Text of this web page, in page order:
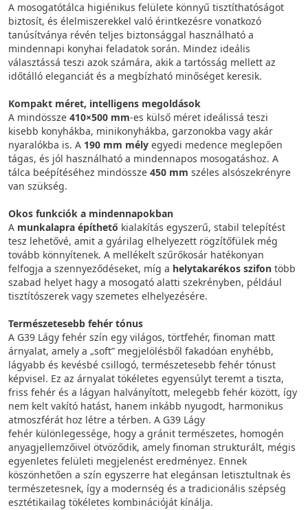
A mosogatótálca higiénikus felülete könnyű tisztíthatóságot
biztosít, és élelmiszerekkel való érintkezésre vonatkozó
tanúsítványa révén teljes biztonsággal használható a
mindennapi konyhai feladatok során. Mindez ideális
választássá teszi azok számára, akik a tartósság mellett az
időtálló eleganciát és a megbízható minőséget keresik.
Kompakt méret, intelligens megoldások
A mindössze 410×500 mm-es külső méret ideálissá teszi
kisebb konyhákba, minikonyhákba, garzonokba vagy akár
nyaralókba is. A 190 mm mély egyedi medence meglepően
tágas, és jól használható a mindennapos mosogatáshoz. A
tálca beépítéséhez mindössze 450 mm széles alsószekrényre
van szükség.
Okos funkciók a mindennapokban
A munkalapra építhető kialakítás egyszerű, stabil telepítést
tesz lehetővé, amit a gyárilag elhelyezett rögzítőfülek még
tovább könnyítenek. A mellékelt szűrőkosár hatékonyan
felfogja a szennyeződéseket, míg a helytakarékos szifon több
szabad helyet hagy a mosogató alatti szekrényben, például
tisztítószerek vagy szemetes elhelyezésére.
Természetesebb fehér tónus
A G39 Lágy fehér szín egy világos, törtfehér, finoman matt
árnyalat, amely a „soft” megjelölésből fakadóan enyhébb,
lágyabb és kevésbé csillogó, természetesebb fehér tónust
képvisel. Ez az árnyalat tökéletes egyensúlyt teremt a tiszta,
friss fehér és a lágyan halványított, melegebb fehér között, így
nem kelt vakító hatást, hanem inkább nyugodt, harmonikus
atmoszférát hoz létre a térben. A G39 Lágy
fehér különlegessége, hogy a gránit természetes, homogén
anyagjellemzőivel ötvöződik, amely finoman strukturált, mégis
egyenletes felületi megjelenést eredményez. Ennek
köszönhetően a szín egyszerre hat elegánsan letisztultnak és
természetesnek, így a modernség és a tradicionális szépség
esztétikailag tökéletes kombinációját kínálja.